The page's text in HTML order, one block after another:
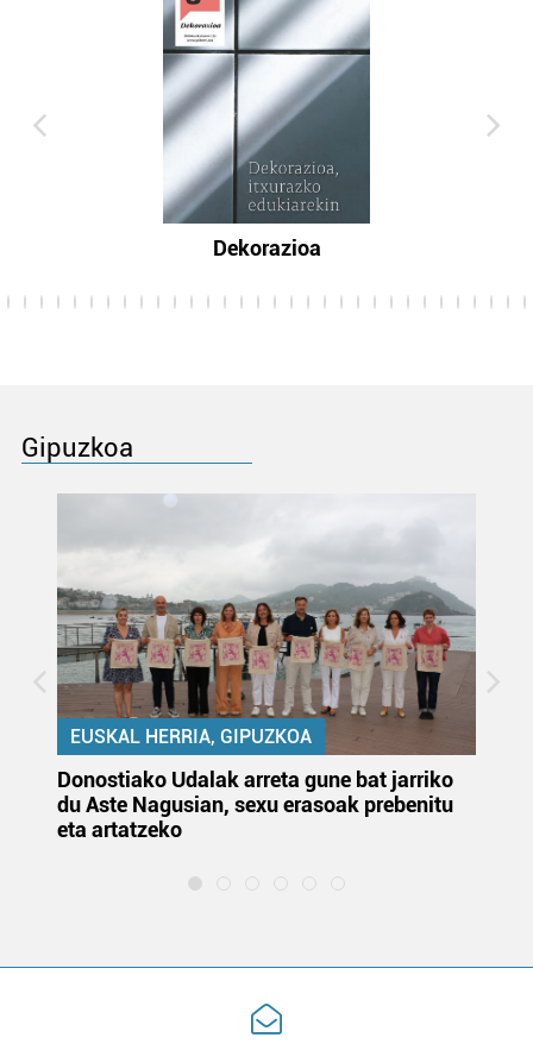
Dekorazioa
Gipuzkoa
EUSKAL HERRIA, GIPUZKOA
Donostiako Udalak arreta gune bat jarriko
du Aste Nagusian, sexu erasoak prebenitu
eta artatzeko